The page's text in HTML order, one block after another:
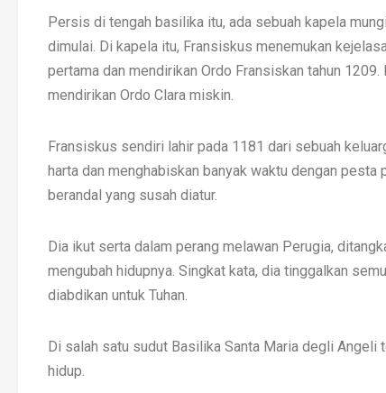
Persis di tengah basilika itu, ada sebuah kapela
dimulai. Di kapela itu, Fransiskus menemukan
pertama dan mendirikan Ordo Fransiskan tahun
mendirikan Ordo Clara miskin.
Fransiskus sendiri lahir pada 1181 dari sebuah
harta dan menghabiskan banyak waktu dengan
berandal yang susah diatur.
Dia ikut serta dalam perang melawan Perugia,
mengubah hidupnya. Singkat kata, dia tinggalkan
diabdikan untuk Tuhan.
Di salah satu sudut Basilika Santa Maria degli Angeli
hidup.